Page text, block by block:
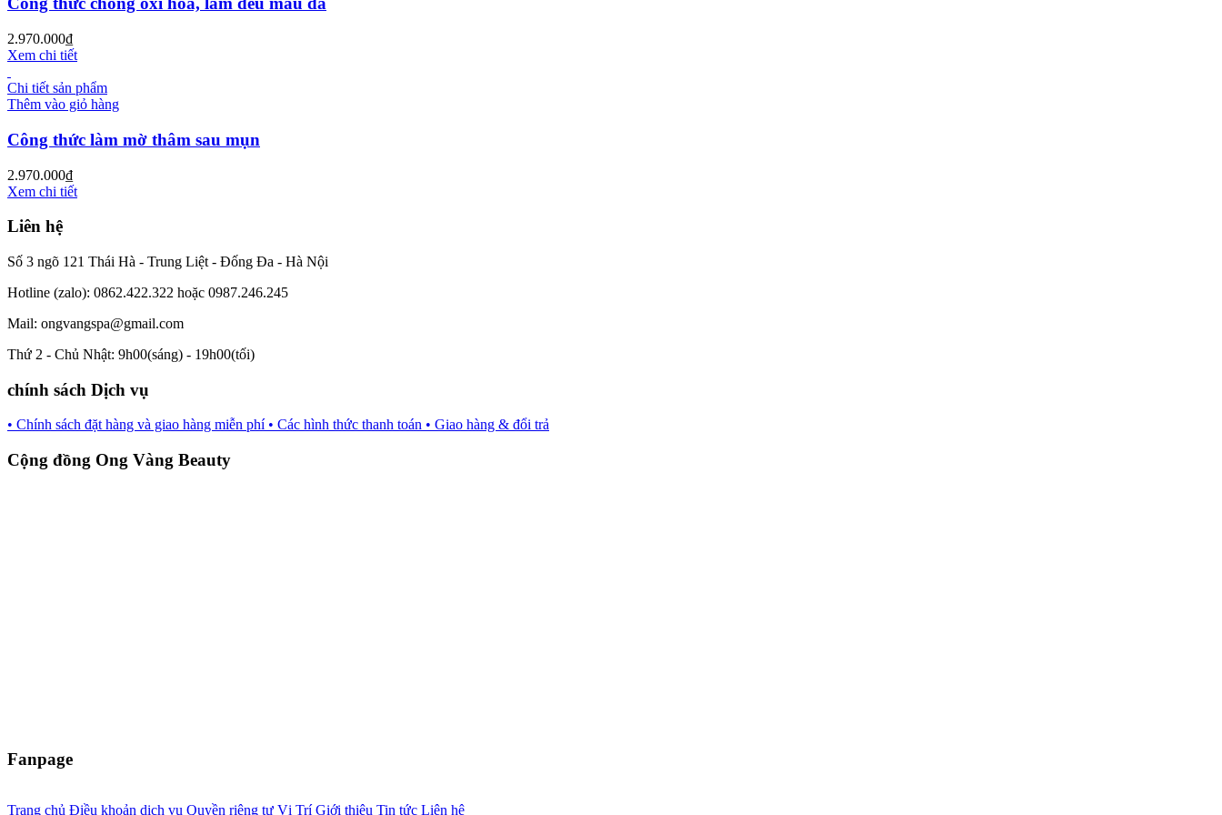
2.970.000₫
Xem chi tiết
Chi tiết sản phẩm
Thêm vào giỏ hàng
Công thức làm mờ thâm sau mụn
2.970.000₫
Xem chi tiết
Liên hệ
Số 3 ngõ 121 Thái Hà - Trung Liệt - Đống Đa - Hà Nội
Hotline (zalo): 0862.422.322 hoặc 0987.246.245
Mail: ongvangspa@gmail.com
Thứ 2 - Chủ Nhật: 9h00(sáng) - 19h00(tối)
chính sách Dịch vụ
• Chính sách đặt hàng và giao hàng miễn phí • Các hình thức thanh toán • Giao hàng & đổi trả
Cộng đồng Ong Vàng Beauty
Fanpage
Trang chủ Điều khoản dịch vụ Quyền riêng tư Vị Trí Giới thiệu Tin tức Liên hệ